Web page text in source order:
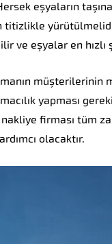
eşyaların
titizlikle
ve eşyalar en
yapması
firması tüm
olacaktır.